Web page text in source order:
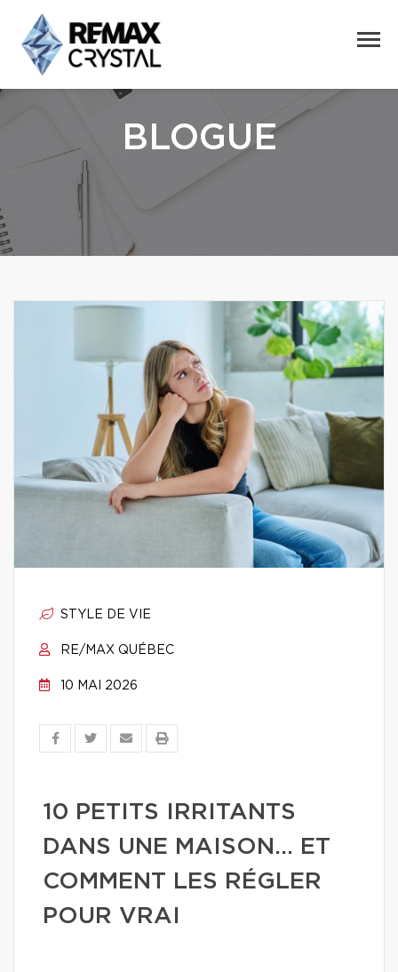
BLOGUE
STYLE DE VIE
RE/MAX QUÉBEC
10 MAI 2026
10 PETITS IRRITANTS
DANS UNE MAISON… ET
COMMENT LES RÉGLER
POUR VRAI